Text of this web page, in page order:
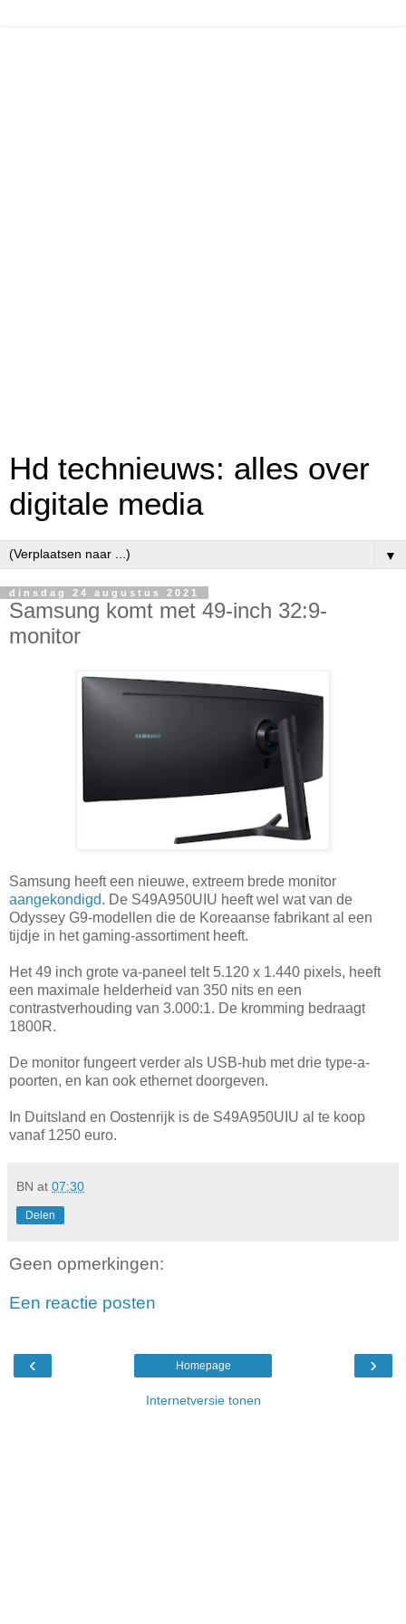
Hd technieuws: alles over
digitale media
▼
dinsdag 24 augustus 2021
Samsung komt met 49-inch 32:9-
monitor
Samsung heeft een nieuwe, extreem brede monitor
aangekondigd. De S49A950UIU heeft wel wat van de
Odyssey G9-modellen die de Koreaanse fabrikant al een
tijdje in het gaming-assortiment heeft.
Het 49 inch grote va-paneel telt 5.120 x 1.440 pixels, heeft
een maximale helderheid van 350 nits en een
contrastverhouding van 3.000:1. De kromming bedraagt
1800R.
De monitor fungeert verder als USB-hub met drie type-a-
poorten, en kan ook ethernet doorgeven.
In Duitsland en Oostenrijk is de S49A950UIU al te koop
vanaf 1250 euro.
BN at 07:30
Delen
Geen opmerkingen:
Een reactie posten
‹ ›
Homepage
Internetversie tonen